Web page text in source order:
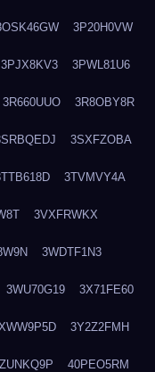
3P20H0VW
3PJX8KV3 3PWL81U6
3R660UUO 3R8OBY8R
3SXFZOBA
3TVMVY4A
3VXFRWKX
3WDTF1N3
3WU70G19 3X71FE60
3Y2Z2FMH
40PEO5RM